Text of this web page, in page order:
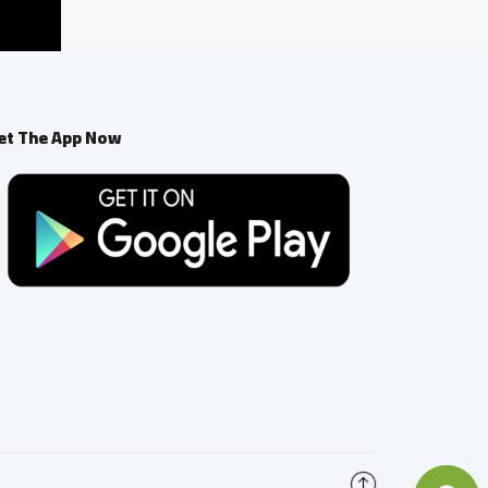
The App Now